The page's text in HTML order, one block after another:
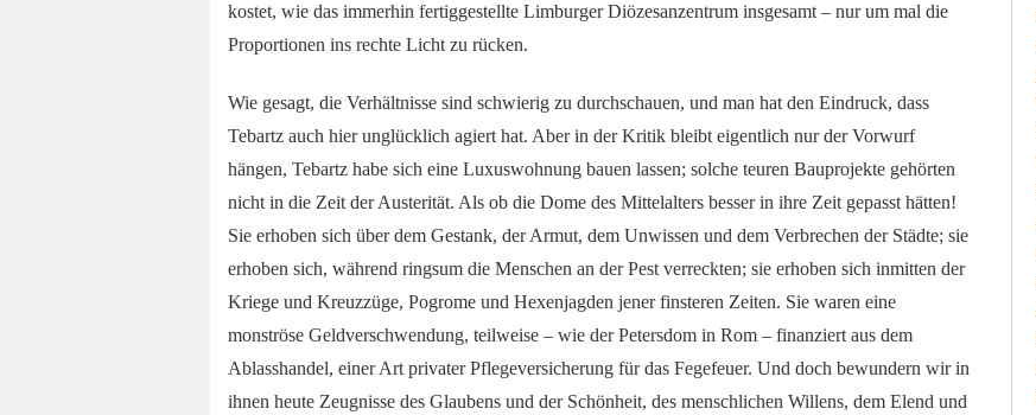
kostet, wie das immerhin fertiggestellte Limburger Diözesanzentrum insgesamt – nur um mal die
Proportionen ins rechte Licht zu rücken.
Wie gesagt, die Verhältnisse sind schwierig zu durchschauen, und man hat den Eindruck, dass
Tebartz auch hier unglücklich agiert hat. Aber in der Kritik bleibt eigentlich nur der Vorwurf
hängen, Tebartz habe sich eine Luxuswohnung bauen lassen; solche teuren Bauprojekte gehörten
nicht in die Zeit der Austerität. Als ob die Dome des Mittelalters besser in ihre Zeit gepasst hätten!
Sie erhoben sich über dem Gestank, der Armut, dem Unwissen und dem Verbrechen der Städte; sie
erhoben sich, während ringsum die Menschen an der Pest verreckten; sie erhoben sich inmitten der
Kriege und Kreuzzüge, Pogrome und Hexenjagden jener finsteren Zeiten. Sie waren eine
monströse Geldverschwendung, teilweise – wie der Petersdom in Rom – finanziert aus dem
Ablasshandel, einer Art privater Pflegeversicherung für das Fegefeuer. Und doch bewundern wir in
ihnen heute Zeugnisse des Glaubens und der Schönheit, des menschlichen Willens, dem Elend und